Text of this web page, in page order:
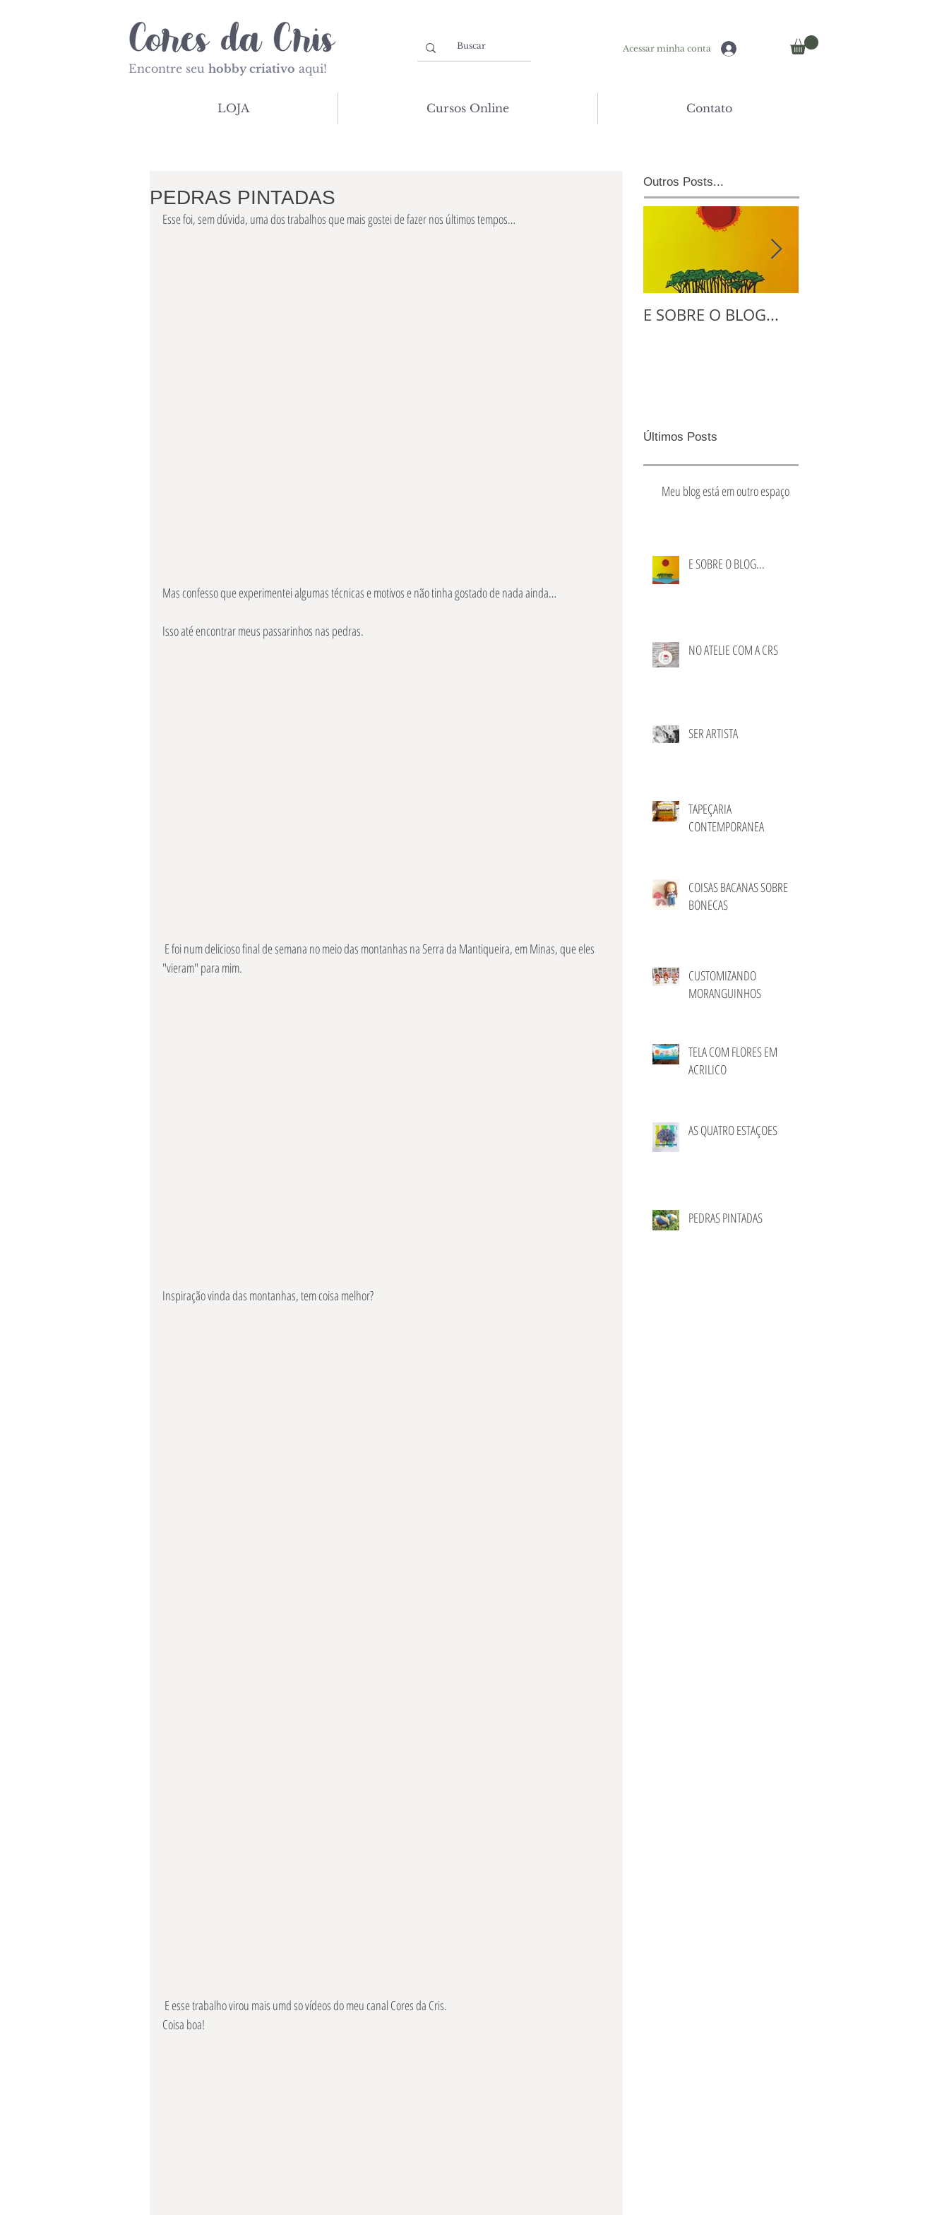
Encontre seu hobby criativo aqui!
Acessar minha conta
LOJA Cursos Online Contato
PEDRAS PINTADAS
Esse foi, sem dúvida, uma dos trabalhos que mais gostei de fazer nos últimos tempos…
Mas confesso que experimentei algumas técnicas e motivos e não tinha gostado de nada ainda…
Isso até encontrar meus passarinhos nas pedras.
"vieram" para mim.
Inspiração vinda das montanhas, tem coisa melhor?
E esse trabalho virou mais umd so vídeos do meu canal Cores da Cris.
Coisa boa!
Outros Posts...
E SOBRE O BLOG...
Últimos Posts
Meu blog está em outro espaço
E SOBRE O BLOG...
NO ATELIE COM A CRS
SER ARTISTA
TAPEÇARIA
CONTEMPORANEA
COISAS BACANAS SOBRE
BONECAS
CUSTOMIZANDO
MORANGUINHOS
TELA COM FLORES EM
ACRILICO
AS QUATRO ESTAÇOES
PEDRAS PINTADAS